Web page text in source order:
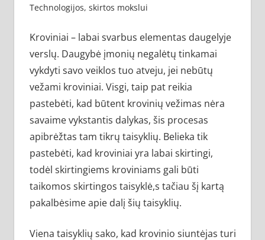
Technologijos, skirtos mokslui
Kroviniai – labai svarbus elementas daugelyje
verslų. Daugybė įmonių negalėtų tinkamai
vykdyti savo veiklos tuo atveju, jei nebūtų
vežami kroviniai. Visgi, taip pat reikia
pastebėti, kad būtent krovinių vežimas nėra
savaime vykstantis dalykas, šis procesas
apibrėžtas tam tikrų taisyklių. Belieka tik
pastebėti, kad kroviniai yra labai skirtingi,
todėl skirtingiems kroviniams gali būti
taikomos skirtingos taisyklė,s tačiau šį kartą
pakalbėsime apie dalį šių taisyklių.
Viena taisyklių sako, kad krovinio siuntėjas turi